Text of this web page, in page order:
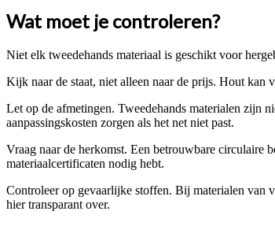
Wat moet je controleren?
Niet elk tweedehands materiaal is geschikt voor
Kijk naar de staat, niet alleen naar de prijs. Hout
Let op de afmetingen. Tweedehands materialen zijn
aanpassingskosten zorgen als het net niet past.
Vraag naar de herkomst. Een betrouwbare circulaire
materiaalcertificaten nodig hebt.
Controleer op gevaarlijke stoffen. Bij materialen van
hier transparant over.